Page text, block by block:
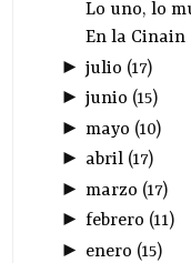
Lo uno, lo
En la Cinain
► julio (17)
► junio (15)
► mayo (10)
► abril(17)
► marzo (17)
► febrero (11)
► enero (15)